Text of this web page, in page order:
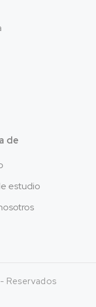
de
estudio
Reservados